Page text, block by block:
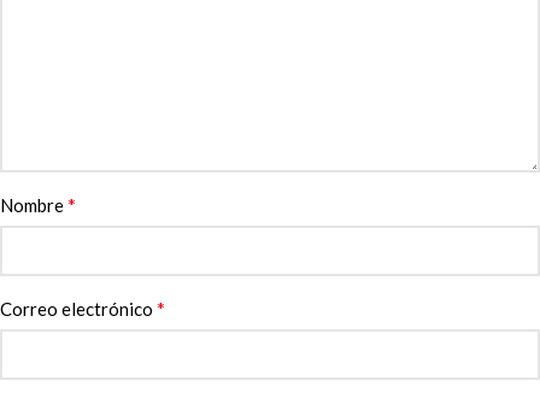
Nombre*
Correo electrónico *